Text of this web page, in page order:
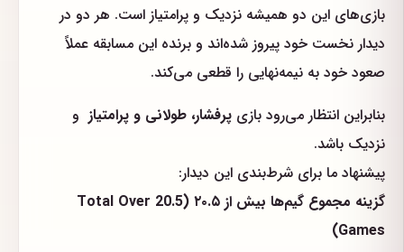
بازی‌های این دو همیشه نزدیک و پر‌امتیاز است. هر دو در
دیدار نخست خود پیروز شده‌اند و برنده این مسابقه عملاً
صعود خود به نیمه‌نهایی را قطعی می‌کند.
بنابراین انتظار می‌رود بازی پرفشار، طولانی و پرامتیاز و
نزدیک باشد.
پیشنهاد ما برای شرط‌بندی این دیدار:
گزینه مجموع گیم‌ها بیش از ۲۰.۵ (Total Over 20.5
Games)